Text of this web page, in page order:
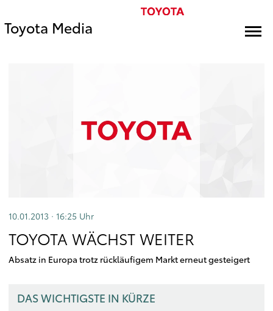
Toyota Media
10.01.2013 · 16:25 Uhr
TOYOTA WÄCHST WEITER
Absatz in Europa trotz rückläufigem Markt erneut gesteigert
DAS WICHTIGSTE IN KÜRZE